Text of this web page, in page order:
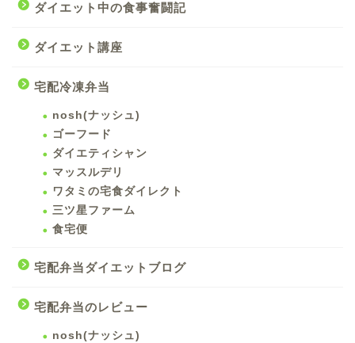
ダイエット中の食事奮闘記
ダイエット講座
宅配冷凍弁当
nosh(ナッシュ)
ゴーフード
ダイエティシャン
マッスルデリ
ワタミの宅食ダイレクト
三ツ星ファーム
食宅便
宅配弁当ダイエットブログ
宅配弁当のレビュー
nosh(ナッシュ)